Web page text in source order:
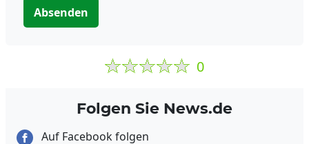
Absenden
0
Folgen Sie News.de
Auf Facebook folgen